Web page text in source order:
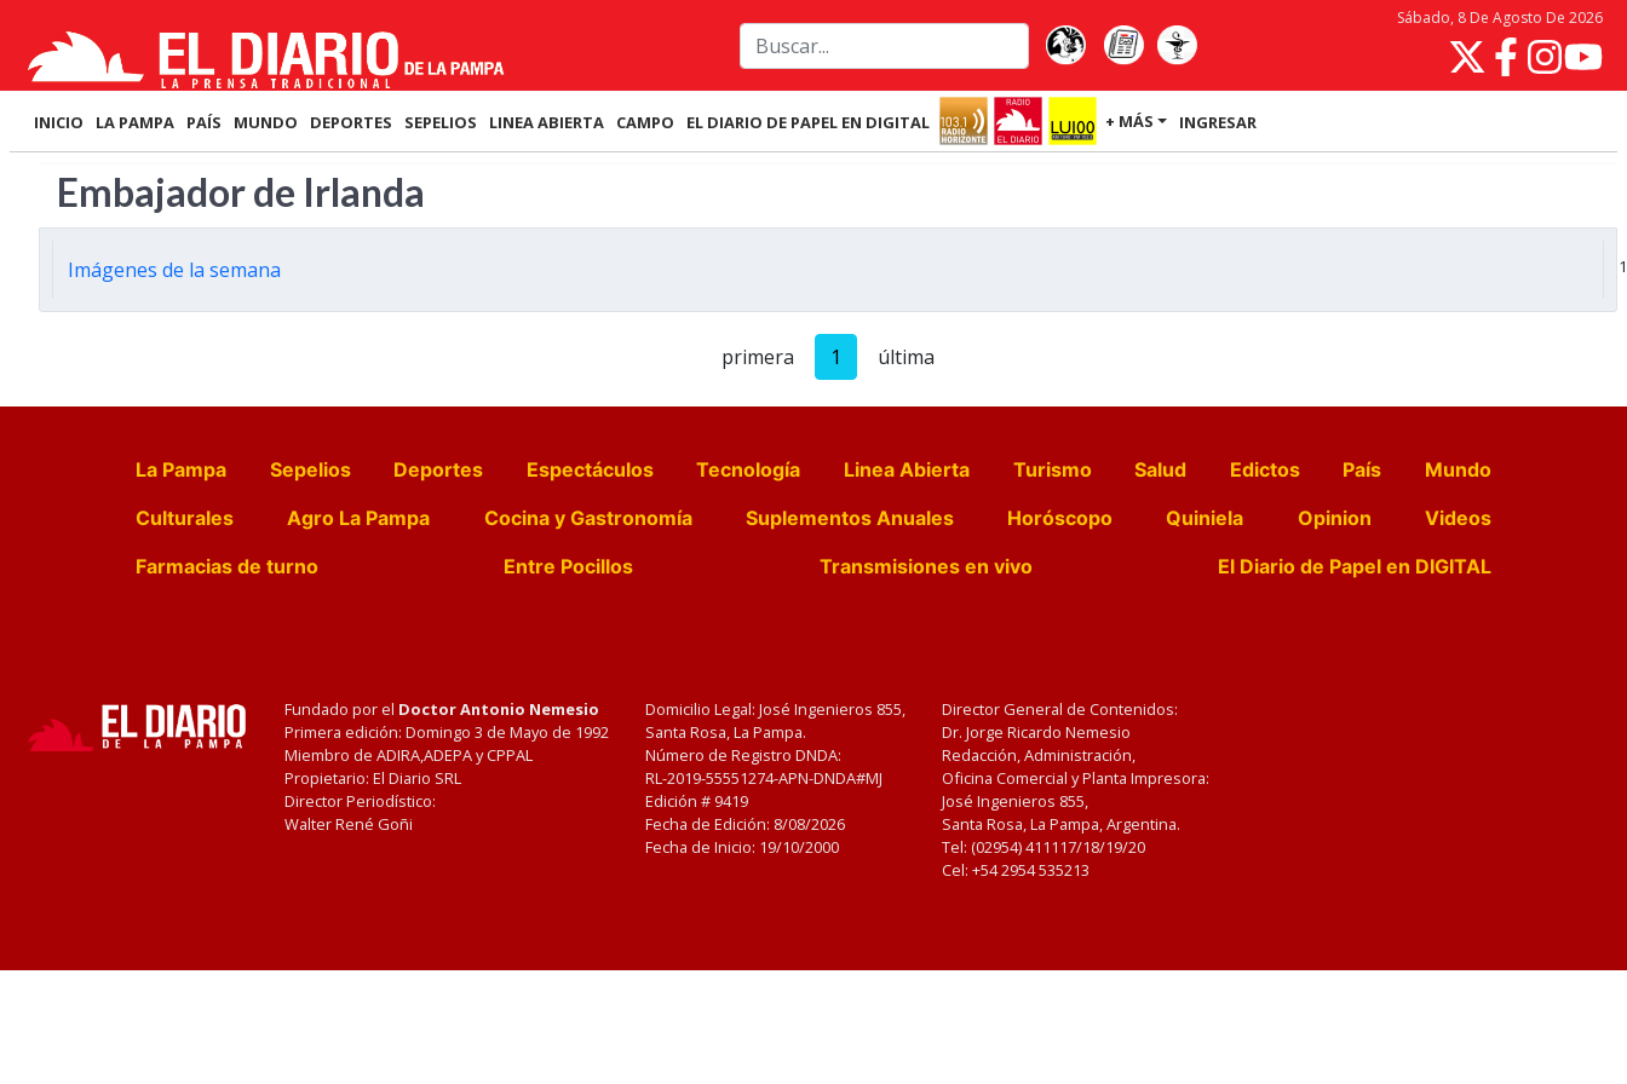
Sábado, 8 De Agosto De 2026
INICIO LA PAMPA PAÍS MUNDO DEPORTES SEPELIOS LINEA ABIERTA CAMPO EL DIARIO DE PAPEL EN DIGITAL + MÁS INGRESAR
Embajador de Irlanda
Imágenes de la semana
primera 1 última
La Pampa Sepelios Deportes Espectáculos Tecnología Linea Abierta Turismo Salud Edictos País
Mundo
Culturales
Agro La Pampa Cocina y Gastronomía Suplementos Anuales Horóscopo Quiniela Opinion
Videos
Farmacias de turno
Entre Pocillos Transmisiones en vivo El Diario de Papel en DIGITAL
Fundado por el Doctor Antonio Nemesio
Primera edición: Domingo 3 de Mayo de 1992
Miembro de ADIRA,ADEPA y CPPAL
Propietario: El Diario SRL
Director Periodístico:
Walter René Goñi
Domicilio Legal: José Ingenieros 855,
Santa Rosa, La Pampa.
Número de Registro DNDA:
RL-2019-55551274-APN-DNDA#MJ
Edición # 9419
Fecha de Edición: 8/08/2026
Fecha de Inicio: 19/10/2000
Director General de Contenidos:
Dr. Jorge Ricardo Nemesio
Redacción, Administración,
Oficina Comercial y Planta Impresora:
José Ingenieros 855,
Santa Rosa, La Pampa, Argentina.
Tel: (02954) 411117/18/19/20
Cel: +54 2954 535213